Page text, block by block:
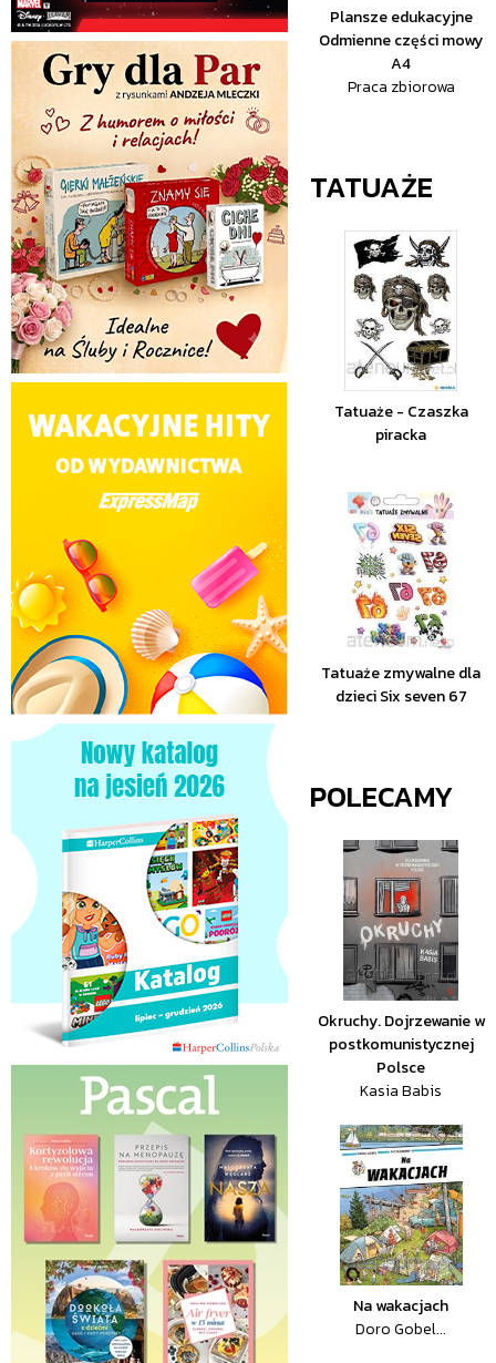
Plansze edukacyjne
Odmienne części mowy
A4
Praca zbiorowa
TATUAŻE
Tatuaże - Czaszka
piracka
Tatuaże zmywalne dla
dzieci Six seven 67
POLECAMY
Okruchy. Dojrzewanie w
postkomunistycznej
Polsce
Kasia Babis
Na wakacjach
Doro Gobel...